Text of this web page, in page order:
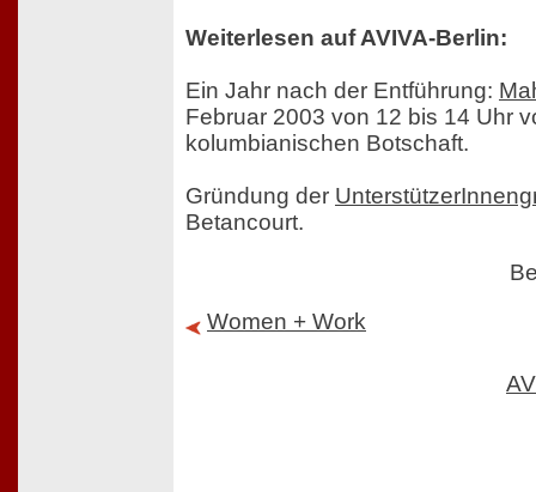
Weiterlesen auf AVIVA-Berlin:
Ein Jahr nach der Entführung:
Februar 2003 von 12 bis 14 Uhr
kolumbianischen Botschaft.
Gründung der
Betancourt.
Women + Work